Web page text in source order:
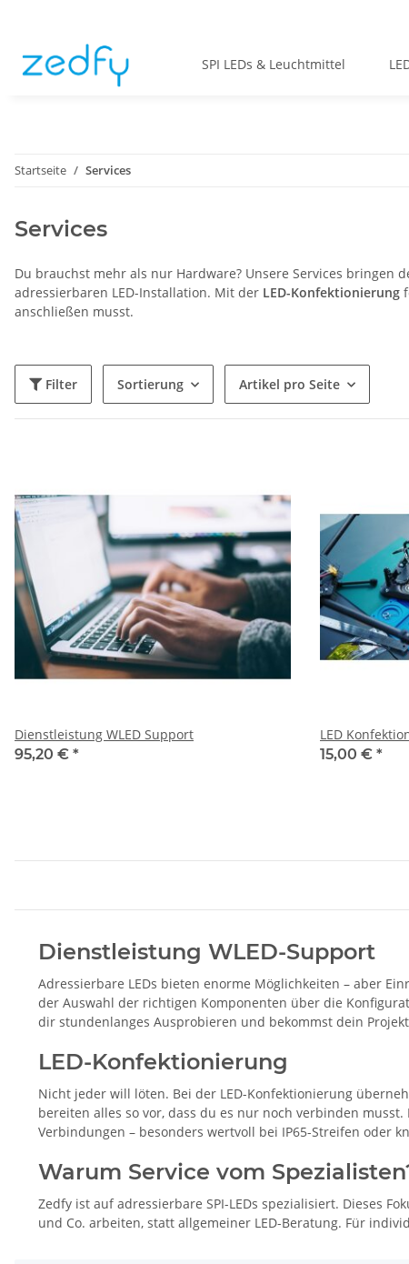
SPI LEDs & Leuchtmittel
Startseite Services
Services
Du brauchst mehr als nur Hardware? Unsere Services bringen
adressierbaren LED-Installation. Mit der LED-Konfektionierung
anschließen musst.
Filter Sortierung Artikel pro Seite
Dienstleistung WLED Support
95,20 € *
LED
15,00 € *
Dienstleistung WLED-Support
Adressierbare LEDs bieten enorme Möglichkeiten – aber
der Auswahl der richtigen Komponenten über die
dir stundenlanges Ausprobieren und bekommst dein
LED-Konfektionierung
Nicht jeder will löten. Bei der LED-Konfektionierung
bereiten alles so vor, dass du es nur noch verbinden
Verbindungen – besonders wertvoll bei IP65-Streifen oder
Warum Service vom
Zedfy ist auf adressierbare SPI-LEDs spezialisiert. Dieses
und Co. arbeiten, statt allgemeiner LED-Beratung. Für